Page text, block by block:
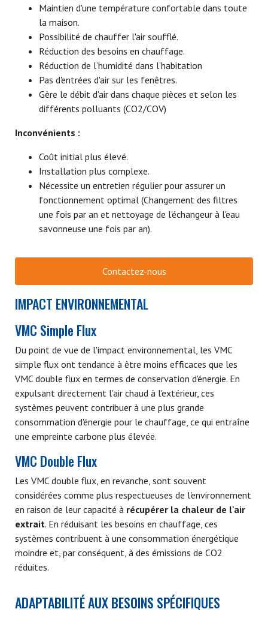
Maintien d'une température confortable dans toute
la maison.
Possibilité de chauffer l'air soufflé.
Réduction des besoins en chauffage.
Réduction de l’humidité dans l’habitation
Pas d'entrées d'air sur les fenêtres.
Gère le débit d'air dans chaque pièces et selon les
différents polluants (CO2/COV)
Inconvénients :
Coût initial plus élevé.
Installation plus complexe.
Nécessite un entretien régulier pour assurer un
fonctionnement optimal (Changement des filtres
une fois par an et nettoyage de l'échangeur à l'eau
savonneuse une fois par an).
Contactez-nous
IMPACT ENVIRONNEMENTAL
VMC Simple Flux
Du point de vue de l'impact environnemental, les VMC
simple flux ont tendance à être moins efficaces que les
VMC double flux en termes de conservation d'énergie. En
expulsant directement l'air chaud à l'extérieur, ces
systèmes peuvent contribuer à une plus grande
consommation d'énergie pour le chauffage, ce qui entraîne
une empreinte carbone plus élevée.
VMC Double Flux
Les VMC double flux, en revanche, sont souvent
considérées comme plus respectueuses de l'environnement
en raison de leur capacité à récupérer la chaleur de l'air
extrait. En réduisant les besoins en chauffage, ces
systèmes contribuent à une consommation énergétique
moindre et, par conséquent, à des émissions de CO2
réduites.
ADAPTABILITÉ AUX BESOINS SPÉCIFIQUES